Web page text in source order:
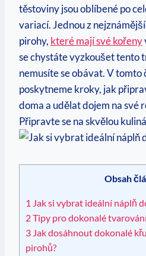
těstoviny jsou oblíbené po
variací. Jednou z
pirohy, které mají své kořeny
se chystáte vyzkoušet tento
nemusíte se obávat. V tomto
poskytneme kroky, jak
doma a udělat dojem na své
Připravte se na skvělou
Obsah
1 Jak si vybrat ideální náplň
2Tipy pro dokonalé
3 Jak dosáhnout dokonalé
pirohů?